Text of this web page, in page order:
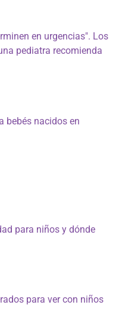
en urgencias". Los
pediatra recomienda
bebés nacidos en
para niños y dónde
para ver con niños